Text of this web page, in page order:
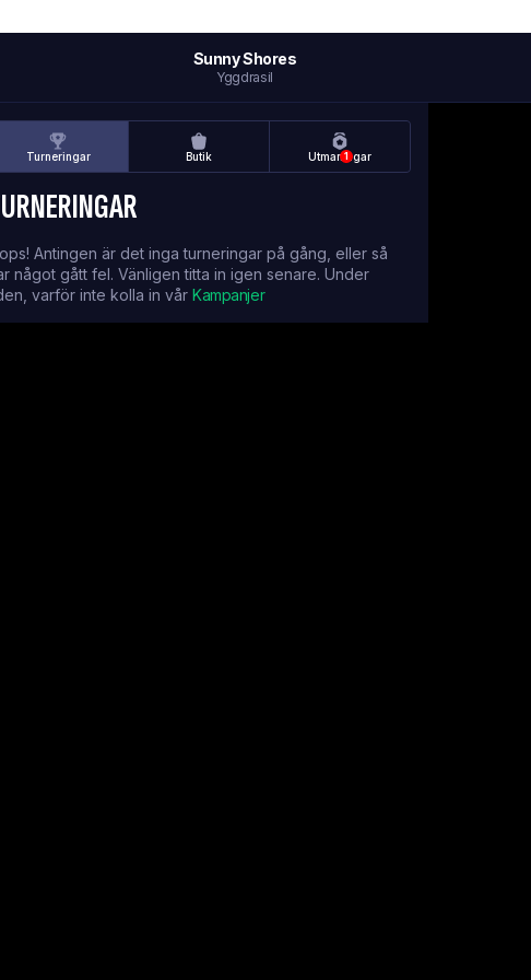
Sunny Shores
Yggdrasil
Turneringar Butik 1
Utmaningar
Antingen är det inga turneringar på gång, eller så
något gått fel. Vänligen titta in igen senare. Under
varför inte kolla in vår Kampanjer